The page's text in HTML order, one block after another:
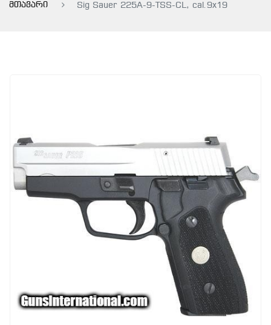
მთავარი Sig Sauer 225A-9-TSS-CL, cal.9x19